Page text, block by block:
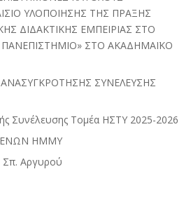
ΥΛΟΠΟΙΗΣΗΣ ΤΗΣ ΠΡΑΞΗΣ
ΔΙΔΑΚΤΙΚΗΣ ΕΜΠΕΙΡΙΑΣ ΣΤΟ
ΠΑΝΕΠIΣΤΗΜΙΟ» ΣΤΟ ΑΚΑΔΗΜΑΪΚΟ
ΣΥΝΕΛΕΥΣΗΣ
Συνέλευσης Τομέα ΗΣΤΥ 2025-2026
ΗΜΜΥ
Σπ. Αργυρού